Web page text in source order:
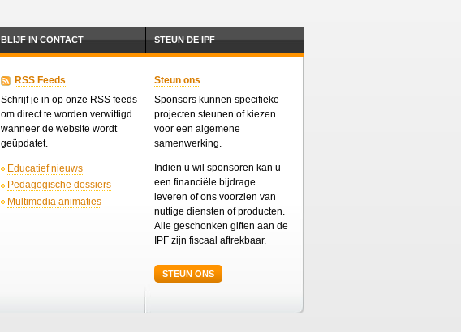
BLIJF IN CONTACT
RSS Feeds
Schrijf je in op onze RSS feeds
om direct te worden verwittigd
wanneer de website wordt
geüpdatet.
Educatief nieuws
Pedagogische dossiers
Multimedia animaties
STEUN DE IPF
Steun ons
Sponsors kunnen specifieke
projecten steunen of kiezen
voor een algemene
samenwerking.
Indien u wil sponsoren kan u
een financiële bijdrage
leveren of ons voorzien van
nuttige diensten of producten.
Alle geschonken giften aan de
IPF zijn fiscaal aftrekbaar.
STEUN ONS